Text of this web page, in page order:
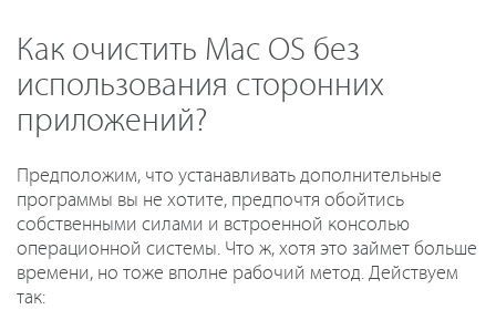
Как очистить Mac OS без
использования сторонних
приложений?
Предположим, что устанавливать дополнительные
программы вы не хотите, предпочтя обойтись
собственными силами и встроенной консолью
операционной системы. Что ж, хотя это займет больше
времени, но тоже вполне рабочий метод. Действуем
так: